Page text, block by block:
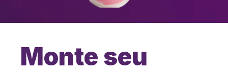
Monte seu